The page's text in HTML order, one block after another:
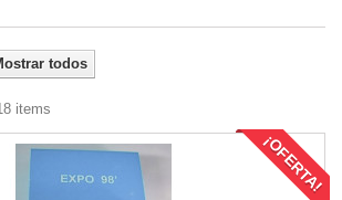
todos
items
¡OFERTA!